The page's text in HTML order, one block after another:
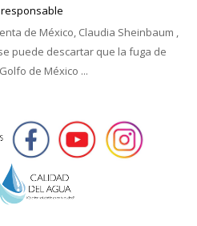
de México, Claudia Sheinbaum ,
puede descartar que la fuga de
de México ...